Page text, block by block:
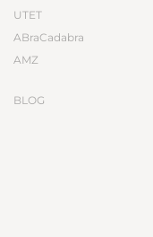
UTET
ABraCadabra
AMZ
BLOG